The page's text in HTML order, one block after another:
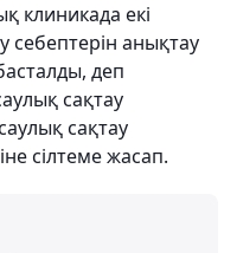
клиникада екі
анықтау
деп
сақтау
сақтау
сілтеме жасап.